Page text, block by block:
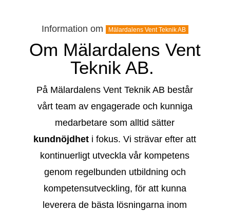
Information om Mälardalens Vent Teknik AB
Om Mälardalens Vent
Teknik AB.
På Mälardalens Vent Teknik AB består
vårt team av engagerade och kunniga
medarbetare som alltid sätter
kundnöjdhet i fokus. Vi strävar efter att
kontinuerligt utveckla vår kompetens
genom regelbunden utbildning och
kompetensutveckling, för att kunna
leverera de bästa lösningarna inom